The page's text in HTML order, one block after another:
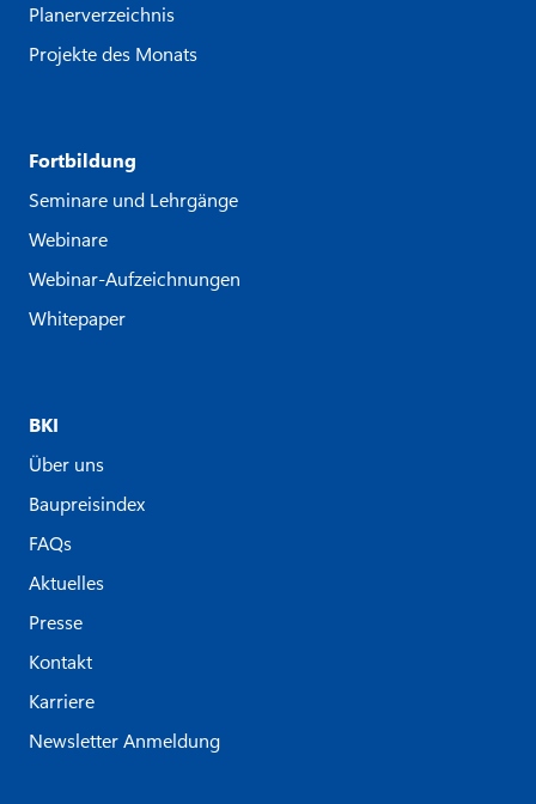
Planerverzeichnis
Projekte des Monats
Fortbildung
Seminare und Lehrgänge
Webinare
Webinar-Aufzeichnungen
Whitepaper
BKI
Über uns
Baupreisindex
FAQs
Aktuelles
Presse
Kontakt
Karriere
Newsletter Anmeldung